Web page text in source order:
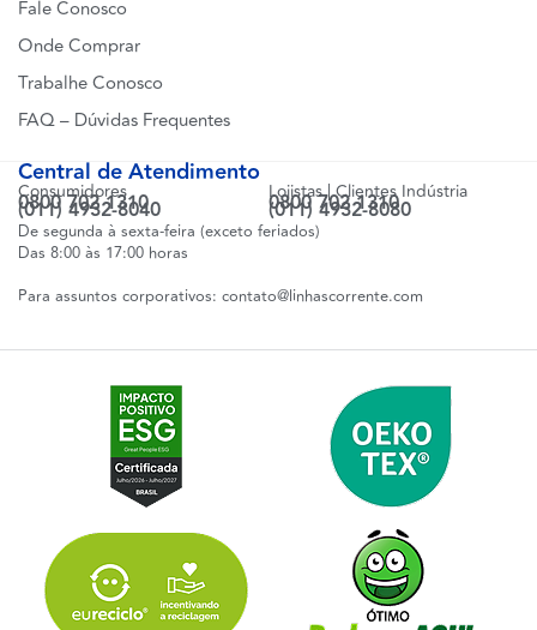
Fale Conosco
Onde Comprar
Trabalhe Conosco
FAQ – Dúvidas Frequentes
Central de Atendimento
Consumidores
0800 702 1310
(011) 4932-8040
Lojistas | Clientes Indústria
0800 702 1310
(011) 4932-8080
De segunda à sexta-feira (exceto feriados)
Das 8:00 às 17:00 horas
Para assuntos corporativos: contato@linhascorrente.com